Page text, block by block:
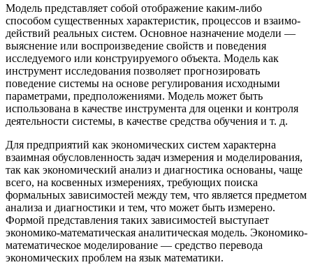
Модель представляет собой отображение каким-либо
способом существенных характеристик, процессов и взаимо­
действий реальных систем. Основное назначение модели —
выяснение или воспроизведение свойств и поведения
исследуемого или конструируемого объекта. Модель как
инструмент исследования позволяет прогнозировать
поведение системы на основе регулирования исходными
параметрами, предположениями. Модель может быть
использована в качестве инструмента для оценки и контроля
деятельности системы, в качестве средства обучения и т. д.
Для предприятий как экономических систем характерна
взаимная обусловленность задач измерения и моделирования,
так как экономический анализ и диагностика основаны, чаще
всего, на косвенных измерениях, требующих поиска
формальных зависимостей между тем, что является предметом
анализа и диагностики и тем, что может быть измерено.
Формой представления таких зависимостей высту­пает
экономико-математическая аналитическая модель. Экономико-
математическое моделирование — средство перевода
экономических проблем на язык математики.